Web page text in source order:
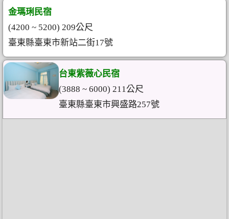
金瑪琍民宿
(4200 ~ 5200) 209公尺
臺東縣臺東市新站二街17號
台東紫薇心民宿
(3888 ~ 6000) 211公尺
臺東縣臺東市興盛路257號